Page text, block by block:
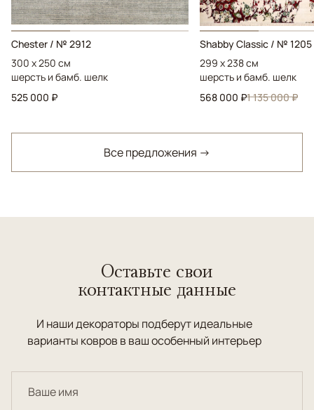
Chester / № 2912
300 x 250 см
шерсть и бамб. шелк
525 000 ₽
Shabby Classic / № 1205
299 x 238 см
шерсть и бамб. шелк
568 000 ₽1 135 000 ₽
Все предложения →
Оставьте свои
контактные данные
И наши декораторы подберут идеальные
варианты ковров в ваш особенный интерьер